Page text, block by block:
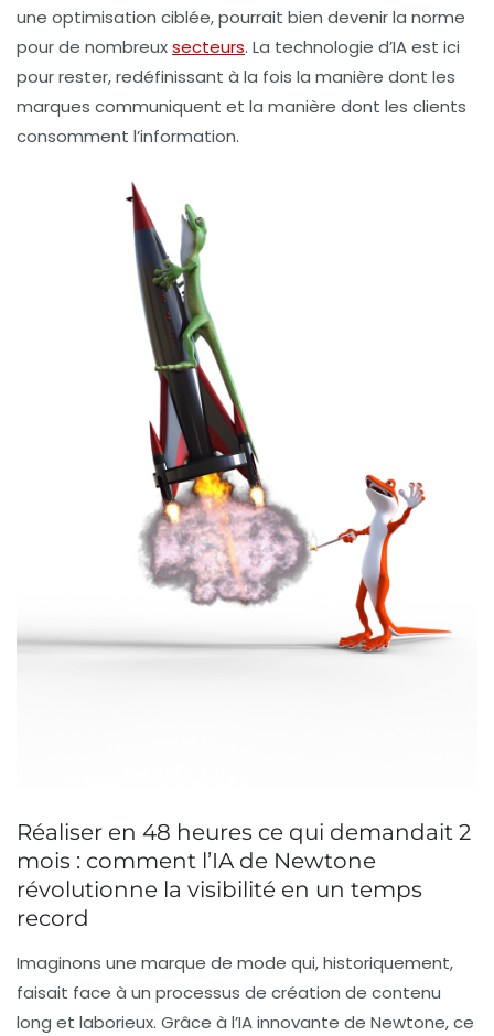
une optimisation ciblée, pourrait bien devenir la norme
pour de nombreuxsecteurs. La technologie d’IA est ici
pour rester, redéfinissant à la fois la manière dont les
marques communiquent et la manière dont les clients
consomment l’information.
Réaliser en 48 heures ce qui demandait 2
mois : comment l’IA de Newtone
révolutionne la visibilité en un temps
record
Imaginons une marque de mode qui, historiquement,
faisait face à un processus de création de contenu
long et laborieux. Grâce à l’IA innovante de Newtone, ce